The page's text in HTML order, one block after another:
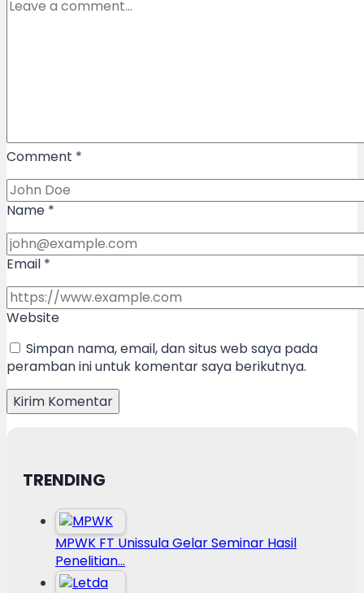
Comment *
Name *
Email *
Website
Simpan nama, email, dan situs web saya pada
peramban ini untuk komentar saya berikutnya.
TRENDING
MPWK FT Unissula Gelar Seminar Hasil
Penelitian…